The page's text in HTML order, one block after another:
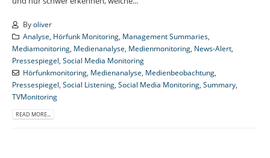
Byoliver
Analyse Hörfunk Monitoring, Management Summaries,
Mediamonitoring Medienanalyse Medienmonitoring News-Alert
Pressespiegel Social Media Monitoring
Hörfunkmonitoring, Medienanalyse Medienbeobachtung,
Pressespiegel Social Listening Social Media Monitoring Summary
TVMonitoring
READ MORE...